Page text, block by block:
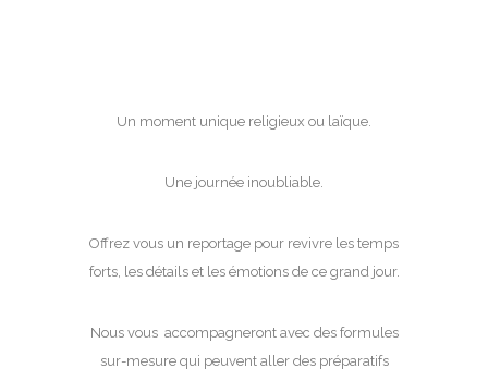
Un moment unique religieux ou laïque.
Une journée inoubliable.
Offrez vous un reportage pour revivre les temps
forts, les détails et les émotions de ce grand jour.
Nous vous accompagneront avec des formules
sur-mesure qui peuvent aller des préparatifs